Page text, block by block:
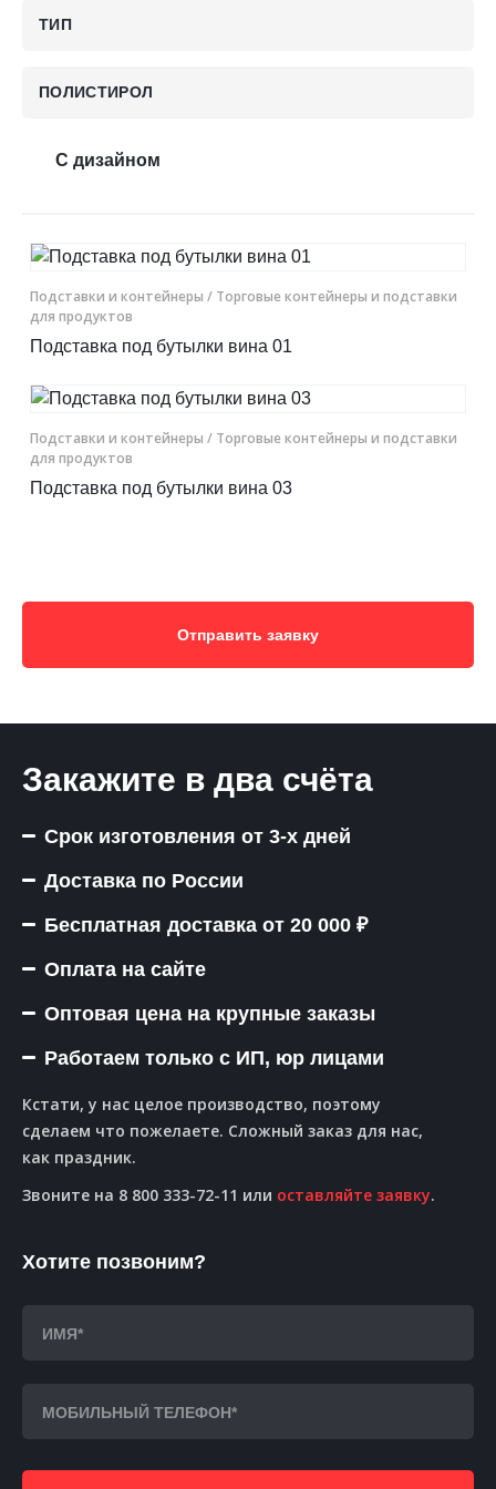
Контакты
ПЕРМЬ
8 (800) 333-72-11
sale@plastikam.ru
ТИП
ПОЛИСТИРОЛ
С дизайном
Подставки и контейнеры / Торговые контейнеры и подставки
для продуктов
Подставка под бутылки вина 01
Подставки и контейнеры / Торговые контейнеры и подставки
для продуктов
Подставка под бутылки вина 03
Отправить заявку
Закажите в два счёта
Срок изготовления от 3-х дней
Доставка по России
Бесплатная доставка от 20 000 ₽
Оплата на сайте
Оптовая цена на крупные заказы
Работаем только с ИП, юр лицами
Кстати, у нас целое производство, поэтому
сделаем что пожелаете. Сложный заказ для нас,
как праздник.
Звоните на 8 800 333-72-11 или оставляйте заявку.
Хотите позвоним?